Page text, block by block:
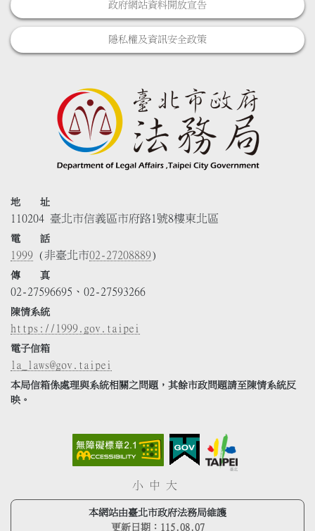
政府網站資料開放宣告
隱私權及資訊安全政策
地 址
110204 臺北市信義區市府路1號8樓東北區
電 話
1999 (非臺北市02-27208889)
傳 真
02-27596695、02-27593266
陳情系統
https://1999.gov.taipei
電子信箱
la_laws@gov.taipei
本局信箱係處理與系統相關之問題，其餘市政問題請至陳情系統反
映。
小 中 大
本網站由臺北市政府法務局維護
更新日期： 115.08.07